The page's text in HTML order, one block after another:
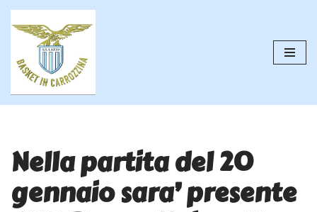
contenuto
Nella partita del 20
gennaio sara’ presente